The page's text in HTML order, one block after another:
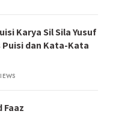
Karya Sil Sila Yusuf
dan Kata-Kata
Faaz